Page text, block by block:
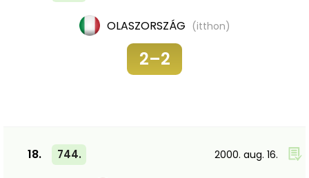
OLASZORSZÁG (itthon)
2–2
18. 744. 2000. aug. 16.